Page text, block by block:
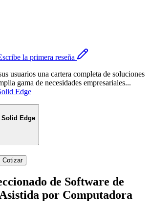
la primera reseña
usuarios una cartera completa de soluciones
gama de necesidades empresariales...
Edge
Solid Edge
Cotizar
de Software de
por Computadora